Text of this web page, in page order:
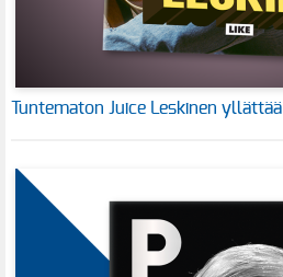
Tuntematon Juice Leskinen yllättää